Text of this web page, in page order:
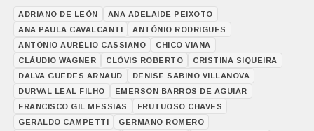
ADRIANO DE LEÓN
ANA ADELAIDE PEIXOTO
ANA PAULA CAVALCANTI
ANTÓNIO RODRIGUES
ANTÔNIO AURÉLIO CASSIANO
CHICO VIANA
CLÁUDIO WAGNER
CLÓVIS ROBERTO
CRISTINA SIQUEIRA
DALVA GUEDES ARNAUD
DENISE SABINO VILLANOVA
DURVAL LEAL FILHO
EMERSON BARROS DE AGUIAR
FRANCISCO GIL MESSIAS
FRUTUOSO CHAVES
GERALDO CAMPETTI
GERMANO ROMERO